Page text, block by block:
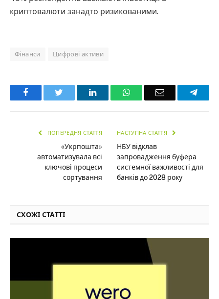
криптовалюти занадто ризикованими.
Фінанси Цифрові активи
Facebook LinkedInWhatsAppEmail
ПОПЕРЕДНЯ СТАТТЯ
«Укрпошта»
автоматизувала всі
ключові процеси
сортування
НАСТУПНА СТАТТЯ
НБУ відклав
запровадження буфера
системної важливості для
банків до 2028 року
СХОЖІ СТАТТІ